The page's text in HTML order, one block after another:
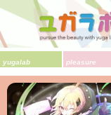
yugalab pleasure